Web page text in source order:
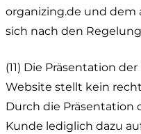
organizing.de und dem
sich nach den
(11) Die Präsentation
Website stellt kein
Durch die Präsentation
Kunde lediglich dazu